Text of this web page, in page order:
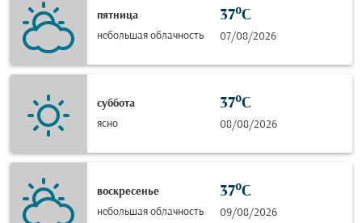
пятница
небольшая облачность
37°C
07/08/2026
суббота
ясно
37°C
08/08/2026
воскресенье
небольшая облачность
37°C
09/08/2026